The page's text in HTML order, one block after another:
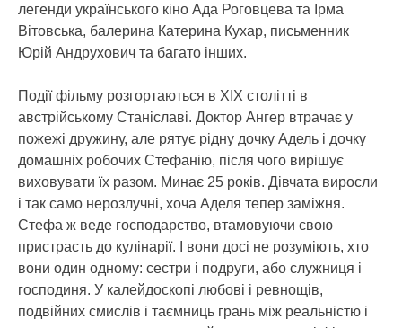
легенди українського кіно Ада Роговцева та Ірма
Вітовська, балерина Катерина Кухар, письменник
Юрій Андрухович та багато інших.
Події фільму розгортаються в XIX столітті в
австрійському Станіславі. Доктор Ангер втрачає у
пожежі дружину, але рятує рідну дочку Адель і дочку
домашніх робочих Стефанію, після чого вирішує
виховувати їх разом. Минає 25 років. Дівчата виросли
і так само нерозлучні, хоча Аделя тепер заміжня.
Стефа ж веде господарство, втамовуючи свою
пристрасть до кулінарії. І вони досі не розуміють, хто
вони один одному: сестри і подруги, або служниця і
господиня. У калейдоскопі любові і ревнощів,
подвійних смислів і таємниць грань між реальністю і